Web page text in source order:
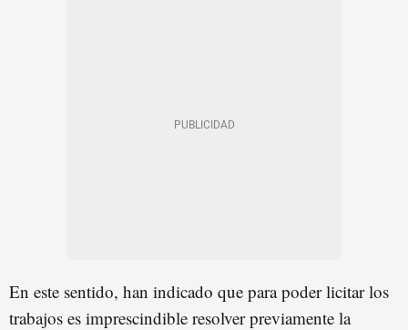
En este sentido, han indicado que para poder licitar los
trabajos es imprescindible resolver previamente la